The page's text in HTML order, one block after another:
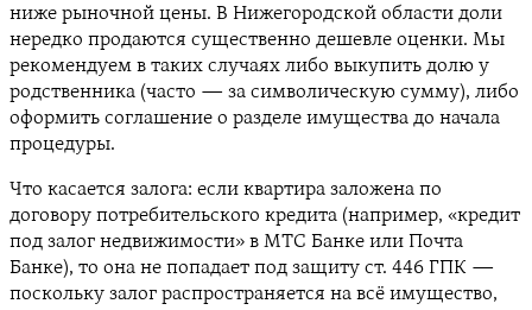
ниже рыночной цены. В Нижегородской области доли
нередко продаются существенно дешевле оценки. Мы
рекомендуем в таких случаях либо выкупить долю у
родственника (часто — за символическую сумму), либо
оформить соглашение о разделе имущества до начала
процедуры.
Что касается залога: если квартира заложена по
договору потребительского кредита (например, «кредит
под залог недвижимости» в МТС Банке или Почта
Банке), то она не попадает под защиту ст. 446 ГПК —
поскольку залог распространяется на всё имущество,